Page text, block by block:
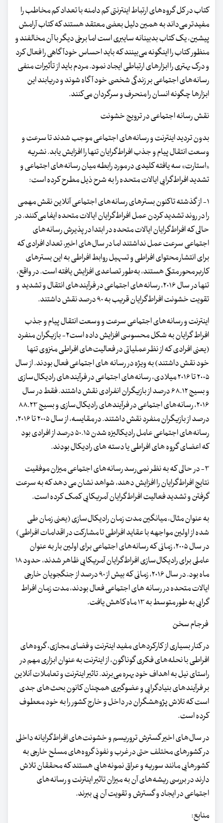
کتاب در کل گروه‌های ارتباط اینترنتی کم دامنه با تعداد کم مخاطب را
مفیدتر می‌داند به همین دلیل بعضی معتقد هستند که کتاب آرامش
پیشین، یک کتاب بدبینانه سایبری است اما برخی دیگر با آن مخالفند و
منظور کتاب را اینگونه می‌بینند که باید احساس خودآگاهی را فعال کرد
و درک بهتری را ابزارهای ارتباطی ایجاد نمود. مردم باید از تأثیرات منفی
رسانه‌های اجتماعی بر زندگی شخصی خود آگاه شوند و دریابند این
ابزارها چگونه انسان را منحرف و سرگردان می‌کنند.
نقش رسانه اجتماعی در ترویج خشونت
بدون تردید اینترنت و رسانه‌های اجتماعی موجب شدند تا سرعت و
وسعت انتقال پیام و جذب افراط‌گرایان تنها را افزایش یابد. نشریه
«استارت» سه یافته کلیدی در مورد رابطه میان رسانه‌های اجتماعی و
تشدید افراط‌گرایی ایالات متحده را به شرح ذیل مطرح کرده است:
۱- از گذشته تاکنون بسترهای رسانه‌های اجتماعی آنلاین نقش مهمی
را در روند تشدید کردن عمل افراط‌گرایان ایالات متحده ایفا می‌کنند. در
حالی که افراط‌گرایان ایالات متحده در ابتدا در پذیرش رسانه‌های
اجتماعی سرعت عمل نداشتند اما در سال‌های اخیر، تعداد افرادی که
برای انتشار محتوای افراطی و تسهیل روابط افراطی به این بسترهای
کاربر محور متکی هستند، به‌طور تصاعدی افزایش یافته است. در واقع،
تنها در سال ۲۰۱۶، رسانه‌های اجتماعی در فرآیندهای انتقال و تشدید و
تقویت خشونت افراط‌گرایان قریب به ۹۰ درصد نقش داشتند.
اینترنت و رسانه‌های اجتماعی سرعت و وسعت انتقال پیام و جذب
افراط گرایان به شکل محسوسی افزایش داده‌ است۲- بازیگران منفرد
(یعنی افرادی که از نظر عملیاتی در فعالیت‌های افراطی منزوی تنها
خود نقش داشتند) به ویژه در رسانه های اجتماعی فعال بودند. از سال
۲۰۰۵ تا ۲۰۱۶ میلادی، رسانه‌های اجتماعی در فرآیندهای رادیکال‌سازی
و بسیج ۶۸.۱۲ درصد از بازیگران انفرادی نقش داشتند. فقط در سال
۲۰۱۶، رسانه‌های اجتماعی در فرآیندهای رادیکال‌سازی و بسیج ۸۸.۲۳
درصد از بازیگران منفرد نقش داشتند. در مقایسه، از سال ۲۰۰۵ تا ۲۰۱۶،
رسانه‌های اجتماعی عامل رادیکالیزه شدن ۵۰.۱۵ درصد از افرادی بود
که اعضای گروه های افراطی یا دسته های رادیکال بودند.
۳- در حالی که به نظر نمی‌رسد رسانه‌های اجتماعی میزان موفقیت
نتایج افراط‌گرایان را افزایش دهند، شواهد نشان می دهد که به سرعت
گرفتن و تشدید فعالیت افراط‌گرایان آمریکایی کمک کرده است.
به عنوان مثال، میانگین مدت زمان رادیکال‌سازی (یعنی زمان طی
شده از اولین مواجهه با عقاید افراطی تا مشارکت در اقدامات افراطی)
در سال ۲۰۰۵، زمانی که رسانه‌های اجتماعی برای اولین بار به عنوان
عاملی برای رادیکال‌سازی افراط‌گرایان آمریکایی ظاهر شدند، حدود ۱۸
ماه بود. در سال ۲۰۱۶، زمانی که بیش از ۹۰ درصد از جنگجویان خارجی
ایالات متحده در رسانه های اجتماعی فعال بودند، مدت زمان افراط
گرایی به طور متوسط ​​به ۱۳ ماه کاهش یافت.
فرجام سخن
در کنار بسیاری از کارکردهای مفید اینترنت و فضای مجازی، گروه‌های
افراطی با نحله‌های فکری گوناگون، از اینترنت به عنوان ابزاری مهم در
راستای نیل به اهداف خود بهره می‌برند. تاثیر اینترنت و تعاملات آنلاین
بر فرآیندهای بنیادگرایی و عضوگیری همچنان کانون بحث‌های جدی
است که تلاش پژوهشگران در داخل و خارج کشور را به خود معطوف
کرده است.
در سال‌های اخیر گسترش تروریسم و خشونت‌های افراط‌گرایانه داخلی
در کشورهای مختلف حتی در غرب و نفوذ گروه‌های مسلح خارجی به
کشورهایی مانند سوریه و عراق نمونه‌هایی هستند که محققان تلاش
دارند در بررسی ریشه‌های آن به میزان تاثیر اینترنت و رسانه‌های
اجتماعی در ایجاد و گسترش و تقویت آن پی ببرند.
منابع: